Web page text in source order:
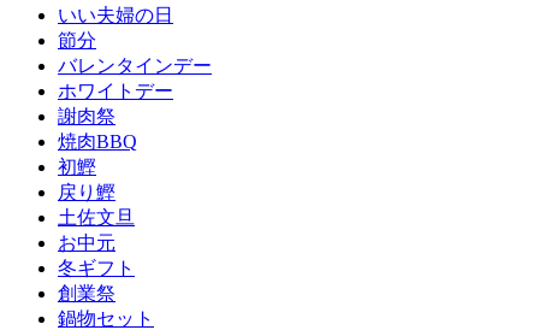
いい夫婦の日
節分
バレンタインデー
ホワイトデー
謝肉祭
焼肉BBQ
初鰹
戻り鰹
土佐文旦
お中元
冬ギフト
創業祭
鍋物セット